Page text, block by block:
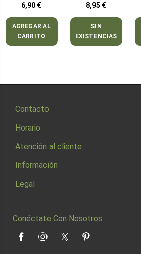
6,90 €
AGREGAR AL
CARRITO
8,95 €
SIN
EXISTENCIAS
Contacto
Horario
Atención al cliente
Información
Legal
Conéctate Con Nosotros
FacebookInstagramTwitter Pinterest